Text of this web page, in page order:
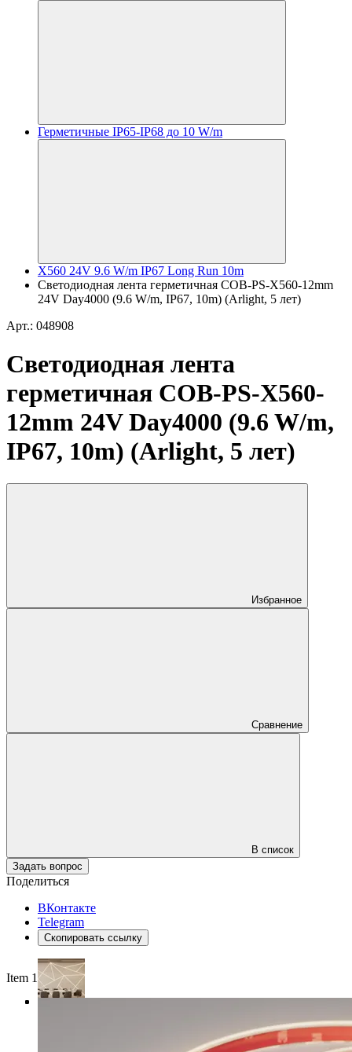
Герметичные IP65-IP68 до 10 W/m
X560 24V 9.6 W/m IP67 Long Run 10m
Светодиодная лента герметичная COB-PS-X560-12mm
24V Day4000 (9.6 W/m, IP67, 10m) (Arlight, 5 лет)
Арт.: 048908
Светодиодная лента
герметичная COB-PS-X560-
12mm 24V Day4000 (9.6 W/m,
IP67, 10m) (Arlight, 5 лет)
Избранное
Сравнение
В список
Задать вопрос
Поделиться
ВКонтакте
Telegram
Скопировать ссылку
Item 1 of 4